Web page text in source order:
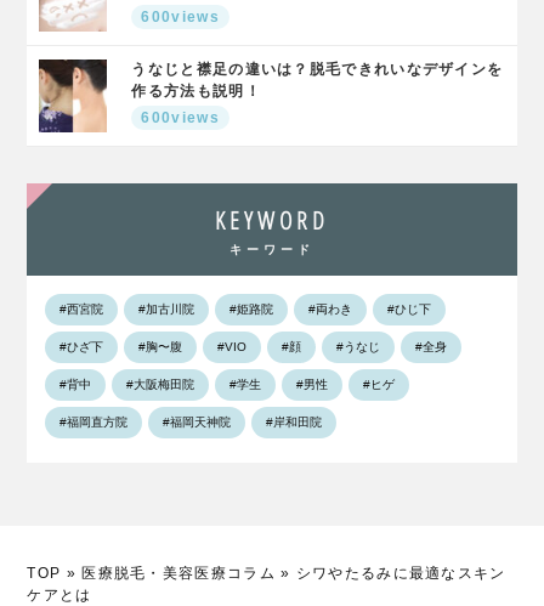
600views
うなじと襟足の違いは？脱毛できれいなデザインを
作る方法も説明！
600views
KEYWORD
キーワード
#西宮院 #加古川院 #姫路院 #両わき #ひじ下
#ひざ下 #胸〜腹 #VIO #顔 #うなじ #全身
#背中 #大阪梅田院 #学生 #男性 #ヒゲ
#福岡直方院 #福岡天神院 #岸和田院
TOP » 医療脱毛・美容医療コラム » シワやたるみに最適なスキン
ケアとは